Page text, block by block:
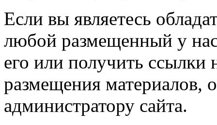
Если вы являетесь
любой размещенный у
его или получить ссылки
размещения материалов,
администратору сайта.